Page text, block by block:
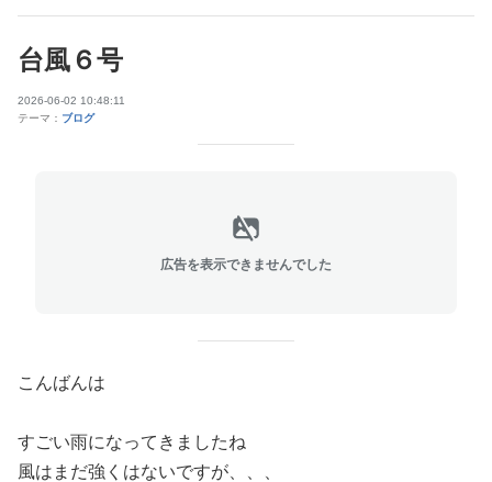
台風６号
2026-06-02 10:48:11
テーマ： ブログ
広告を表示できませんでした
こんばんは
すごい雨になってきましたね
風はまだ強くはないですが、、、